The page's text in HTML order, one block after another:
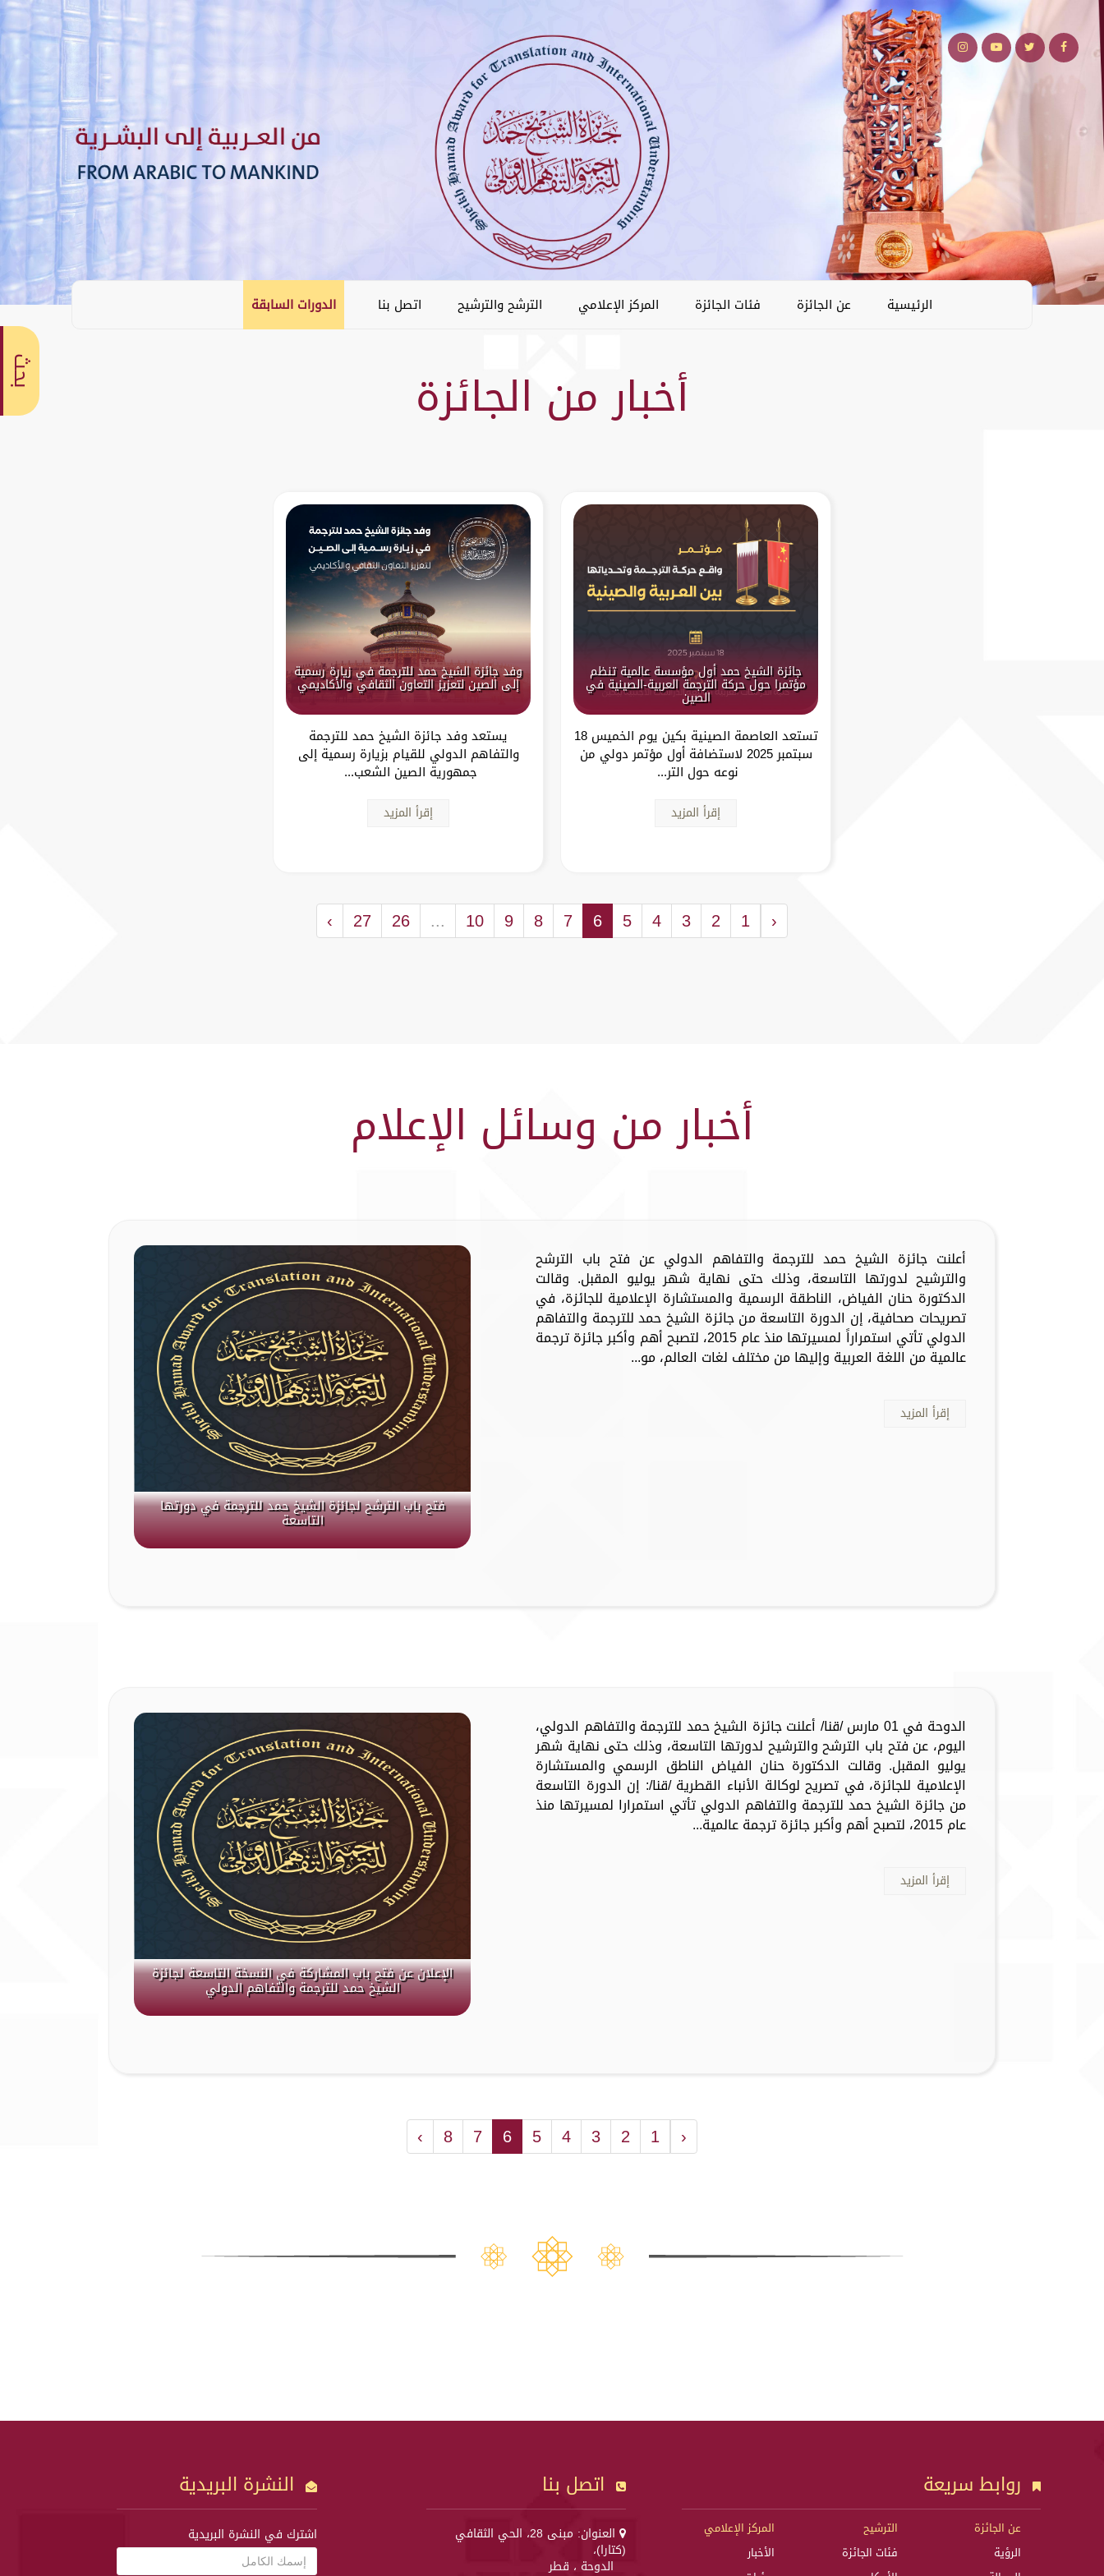
الرئيسية عن الجائزة فئات الجائزة المركز الإعلامي الترشح والترشيح اتصل بنا الدورات السابقة
أخبار من الجائزة
جائزة الشيخ حمد أول مؤسسة عالمية تنظم
مؤتمرا حول حركة الترجمة العربية-الصينية في
الصين
تستعد العاصمة الصينية بكين يوم الخميس 18
سبتمبر 2025 لاستضافة أول مؤتمر دولي من
نوعه حول التر...
إقرأ المزيد
وفد جائزة الشيخ حمد للترجمة في زيارة رسمية
إلى الصين لتعزيز التعاون الثقافي والأكاديمي
يستعد وفد جائزة الشيخ حمد للترجمة
والتفاهم الدولي للقيام بزيارة رسمية إلى
جمهورية الصين الشعب...
إقرأ المزيد
‹
1
2
3
4
5
6
7
8
9
10
...
26
27
›
أخبار من وسائل الإعلام
فتح باب الترشح لجائزة الشيخ حمد للترجمة في دورتها
التاسعة
أعلنت جائزة الشيخ حمد للترجمة والتفاهم الدولي عن فتح باب الترشح
والترشيح لدورتها التاسعة، وذلك حتى نهاية شهر يوليو المقبل. وقالت
الدكتورة حنان الفياض، الناطقة الرسمية والمستشارة الإعلامية للجائزة، في
تصريحات صحافية، إن الدورة التاسعة من جائزة الشيخ حمد للترجمة والتفاهم
الدولي تأتي استمراراً لمسيرتها منذ عام 2015، لتصبح أهم وأكبر جائزة ترجمة
عالمية من اللغة العربية وإليها من مختلف لغات العالم، مو...
إقرأ المزيد
الإعلان عن فتح باب المشاركة في النسخة التاسعة لجائزة
الشيخ حمد للترجمة والتفاهم الدولي
الدوحة في 01 مارس /قنا/ أعلنت جائزة الشيخ حمد للترجمة والتفاهم الدولي،
اليوم، عن فتح باب الترشح والترشيح لدورتها التاسعة، وذلك حتى نهاية شهر
يوليو المقبل. وقالت الدكتورة حنان الفياض الناطق الرسمي والمستشارة
الإعلامية للجائزة، في تصريح لوكالة الأنباء القطرية /قنا/: إن الدورة التاسعة
من جائزة الشيخ حمد للترجمة والتفاهم الدولي تأتي استمرارا لمسيرتها منذ
عام 2015، لتصبح أهم وأكبر جائزة ترجمة عالمية...
إقرأ المزيد
‹
1
2
3
4
5
6
7
8
›
بحث
روابط سريعة
عن الجائزة
الرؤية
الترشيح
فئات الجائزة
المركز الإعلامي
الأخبار
اتصل بنا
العنوان: مبنى 28، الحي الثقافي
(كتارا)،
الدوحة ، قطر
النشرة البريدية
اشترك في النشرة البريدية